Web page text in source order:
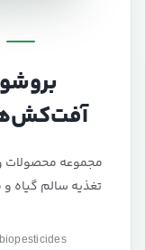
مجموعه محصولات و
تغذیه سالم گیاه